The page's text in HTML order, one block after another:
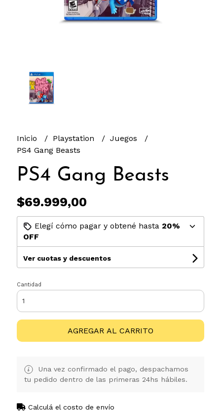
Inicio Playstation
Juegos
PS4 Gang Beasts
PS4 Gang Beasts
$69.999,00
Elegí cómo pagar y obtené hasta 20%
OFF
Ver cuotas y descuentos
Cantidad
AGREGAR AL CARRITO
Una vez confirmado el pago, despachamos
tu pedido dentro de las primeras 24hs hábiles.
Calculá el costo de envío